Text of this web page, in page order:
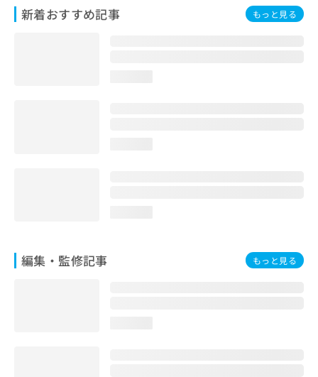
新着おすすめ記事 もっと見る
編集・監修記事 もっと見る
お
問